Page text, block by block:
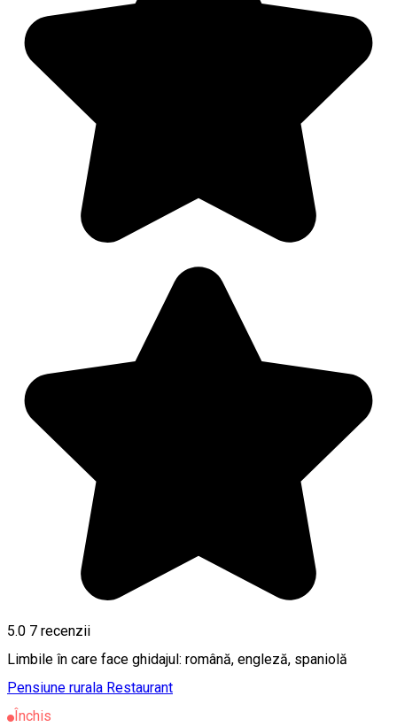
5.0 7 recenzii
Limbile în care face ghidajul: română, engleză, spaniolă
Pensiune rurala Restaurant
Închis